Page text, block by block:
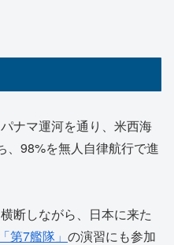
ナマ運河を通り、米西海
、98%を無人自律航行で進
断しながら、日本に来た
「第7艦隊」 の演習にも参加